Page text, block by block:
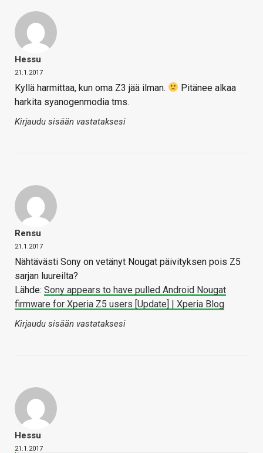
Hessu
21.1.2017
Kyllä harmittaa, kun oma Z3 jää ilman.
Pitänee alkaa
harkita syanogenmodia tms.
Kirjaudu sisään vastataksesi
Rensu
21.1.2017
Nähtävästi Sony on vetänyt Nougat päivityksen pois Z5
sarjan luureilta?
Lähde: Sony appears to have pulled Android Nougat
firmware for Xperia Z5 users [Update] | Xperia Blog
Kirjaudu sisään vastataksesi
Hessu
21.1.2017